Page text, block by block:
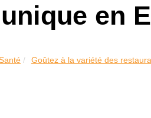
en
Goûtez à la variété des